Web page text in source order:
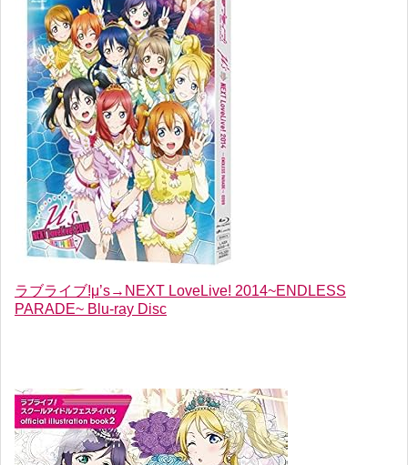
ラブライブ!μ’s→NEXT LoveLive! 2014~ENDLESS
PARADE~ Blu-ray Disc